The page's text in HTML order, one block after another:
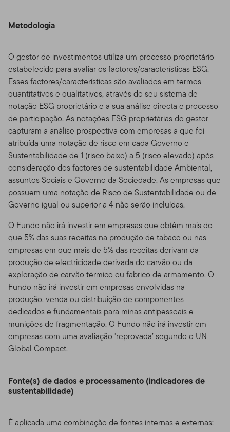
Metodologia
O gestor de investimentos utiliza um processo proprietário
estabelecido para avaliar os factores/características ESG.
Esses factores/características são avaliados em termos
quantitativos e qualitativos, através do seu sistema de
notação ESG proprietário e a sua análise directa e processo
de participação. As notações ESG proprietárias do gestor
capturam a análise prospectiva com empresas a que foi
atribuída uma notação de risco em cada Governo e
Sustentabilidade de 1 (risco baixo) a 5 (risco elevado) após
consideração dos factores de sustentabilidade Ambiental,
assuntos Sociais e Governo da Sociedade. As empresas que
possuem uma notação de Risco de Sustentabilidade ou de
Governo igual ou superior a 4 não serão incluídas.
O Fundo não irá investir em empresas que obtêm mais do
que 5% das suas receitas na produção de tabaco ou nas
empresas em que mais de 5% das receitas derivam da
produção de electricidade derivada do carvão ou da
exploração de carvão térmico ou fabrico de armamento. O
Fundo não irá investir em empresas envolvidas na
produção, venda ou distribuição de componentes
dedicados e fundamentais para minas antipessoais e
munições de fragmentação. O Fundo não irá investir em
empresas com uma avaliação ‘reprovada’ segundo o UN
Global Compact.
Fonte(s) de dados e processamento (indicadores de
sustentabilidade)
É aplicada uma combinação de fontes internas e externas: